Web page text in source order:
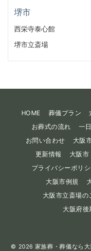
堺市
西栄寺泰心館
堺市立斎場
HOME 葬儀プラン
お葬式の流れ
一
お問い合わせ
大阪
更新情報
大阪市
プライバシーポリ
大阪市例規
大阪市立斎場の
大阪府後
© 2026 家族葬・葬儀なら